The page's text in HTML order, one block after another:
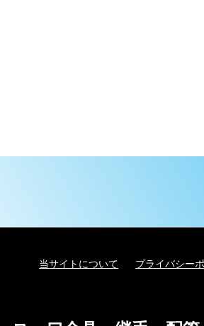
当サイトについて プライバシー